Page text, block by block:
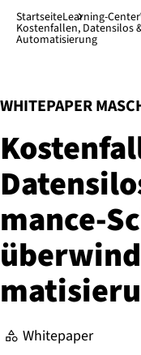
Direkt zum
StartseiteLearning-Center
Kostenfallen, Datensilos
Automatisierung
WHITEPAPER
:
mance-
Whitepaper